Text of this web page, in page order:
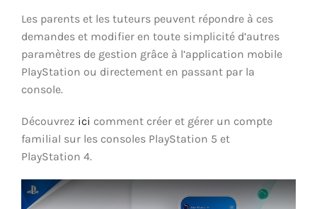
Les parents et les tuteurs peuvent répondre à ces
demandes et modifier en toute simplicité d’autres
paramètres de gestion grâce à l’application mobile
PlayStation ou directement en passant par la
console.
Découvrez ici comment créer et gérer un compte
familial sur les consoles PlayStation 5 et
PlayStation 4.